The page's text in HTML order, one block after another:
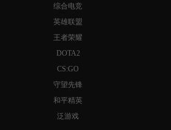
综合电竞
英雄联盟
王者荣耀
DOTA2
CS:GO
守望先锋
和平精英
泛游戏